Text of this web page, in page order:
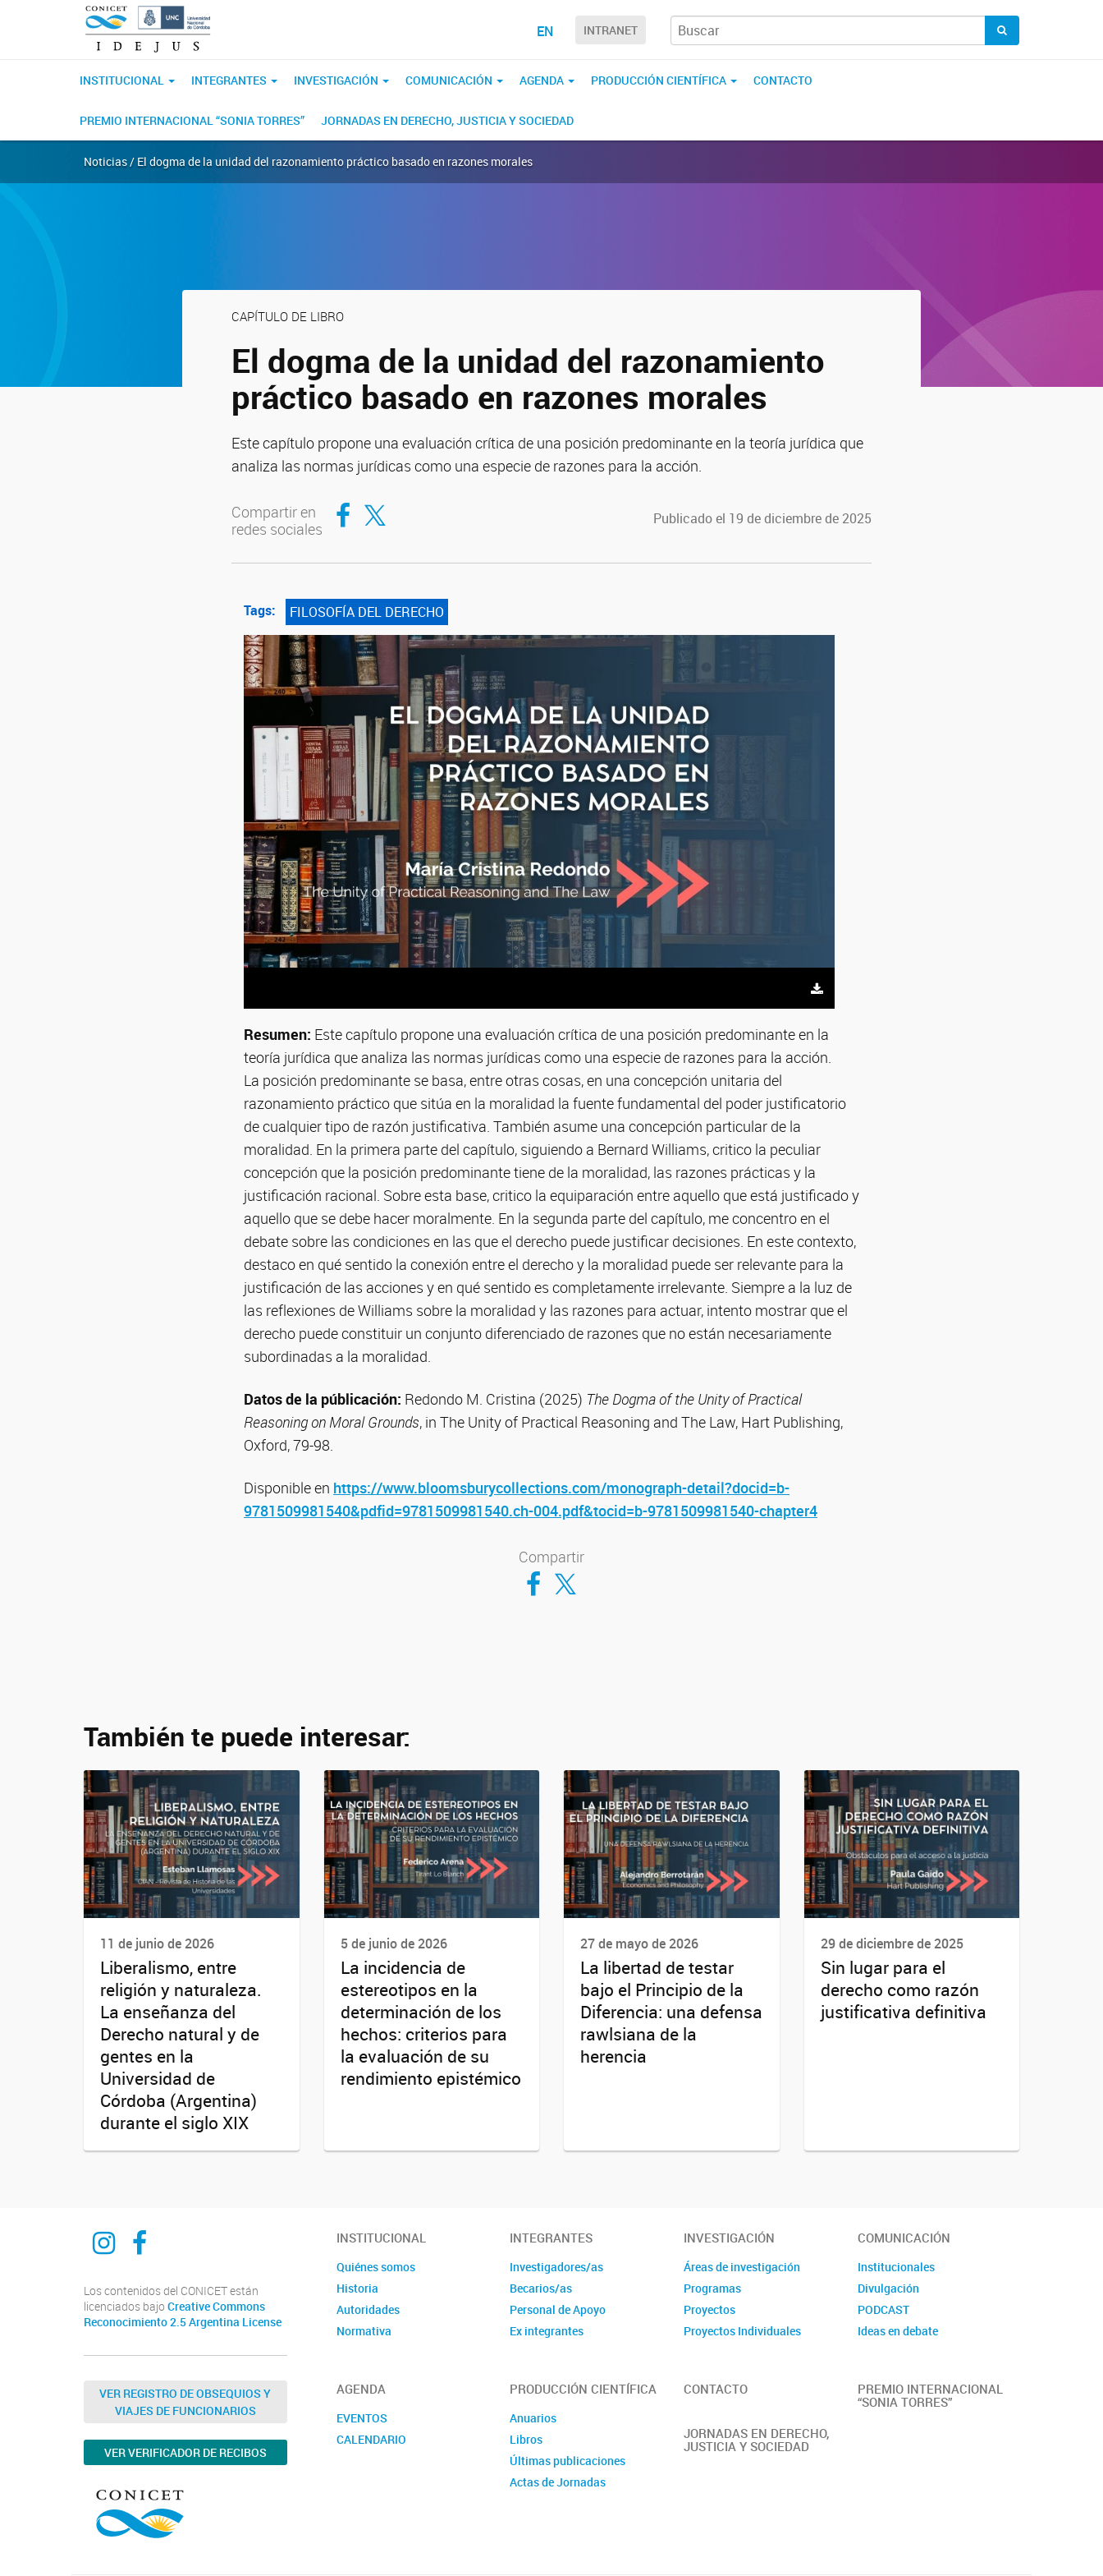
EN INTRANET
INSTITUCIONAL INTEGRANTES INVESTIGACIÓN COMUNICACIÓN AGENDA PRODUCCIÓN CIENTÍFICA CONTACTO
PREMIO INTERNACIONAL “SONIA TORRES” JORNADAS EN DERECHO, JUSTICIA Y SOCIEDAD
Noticias / El dogma de la unidad del razonamiento práctico basado en razones morales
CAPÍTULO DE LIBRO
El dogma de la unidad del razonamiento
práctico basado en razones morales
Este capítulo propone una evaluación crítica de una posición predominante en la teoría jurídica que
analiza las normas jurídicas como una especie de razones para la acción.
Compartir en
redes sociales
Compartir en Facebook
Compartir en Twitter Publicado el 19 de diciembre de 2025
Tags: FILOSOFÍA DEL DERECHO
Resumen: Este capítulo propone una evaluación crítica de una posición predominante en la
teoría jurídica que analiza las normas jurídicas como una especie de razones para la acción.
La posición predominante se basa, entre otras cosas, en una concepción unitaria del
razonamiento práctico que sitúa en la moralidad la fuente fundamental del poder justificatorio
de cualquier tipo de razón justificativa. También asume una concepción particular de la
moralidad. En la primera parte del capítulo, siguiendo a Bernard Williams, critico la peculiar
concepción que la posición predominante tiene de la moralidad, las razones prácticas y la
justificación racional. Sobre esta base, critico la equiparación entre aquello que está justificado y
aquello que se debe hacer moralmente. En la segunda parte del capítulo, me concentro en el
debate sobre las condiciones en las que el derecho puede justificar decisiones. En este contexto,
destaco en qué sentido la conexión entre el derecho y la moralidad puede ser relevante para la
justificación de las acciones y en qué sentido es completamente irrelevante. Siempre a la luz de
las reflexiones de Williams sobre la moralidad y las razones para actuar, intento mostrar que el
derecho puede constituir un conjunto diferenciado de razones que no están necesariamente
subordinadas a la moralidad.
Datos de la públicación: Redondo M. Cristina (2025) The Dogma of the Unity of Practical
Reasoning on Moral Grounds, in The Unity of Practical Reasoning and The Law, Hart Publishing,
Oxford, 79-98.
Disponible en https://www.bloomsburycollections.com/monograph-detail?docid=b-
9781509981540&pdfid=9781509981540.ch-004.pdf&tocid=b-9781509981540-chapter4
Compartir
Compartir en Facebook
Compartir en Twitter
También te puede interesar:
11 de junio de 2026
Liberalismo, entre
religión y naturaleza.
La enseñanza del
Derecho natural y de
gentes en la
Universidad de
Córdoba (Argentina)
durante el siglo XIX
5 de junio de 2026
La incidencia de
estereotipos en la
determinación de los
hechos: criterios para
la evaluación de su
rendimiento epistémico
27 de mayo de 2026
La libertad de testar
bajo el Principio de la
Diferencia: una defensa
rawlsiana de la
herencia
29 de diciembre de 2025
Sin lugar para el
derecho como razón
justificativa definitiva
Ciencia del derecho y del revesCiencia del derecho y del reves
Los contenidos del CONICET están
licenciados bajo Creative Commons
Reconocimiento 2.5 Argentina License
VER REGISTRO DE OBSEQUIOS Y
VIAJES DE FUNCIONARIOS
VER VERIFICADOR DE RECIBOS
INSTITUCIONAL
Quiénes somos
Historia
Autoridades
Normativa
INTEGRANTES
Investigadores/as
Becarios/as
Personal de Apoyo
Ex integrantes
INVESTIGACIÓN
Áreas de investigación
Programas
Proyectos
Proyectos Individuales
COMUNICACIÓN
Institucionales
Divulgación
PODCAST
Ideas en debate
AGENDA
EVENTOS
CALENDARIO
PRODUCCIÓN CIENTÍFICA
Anuarios
Libros
Últimas publicaciones
Actas de Jornadas
CONTACTO
PREMIO INTERNACIONAL
“SONIA TORRES”
JORNADAS EN DERECHO,
JUSTICIA Y SOCIEDAD